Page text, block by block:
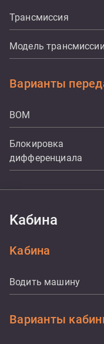
Трансмиссия
Модель трансмиссии
Варианты
ВОМ
Блокировка
дифференциала
Kабина
Kабина
Водить машину
Варианты